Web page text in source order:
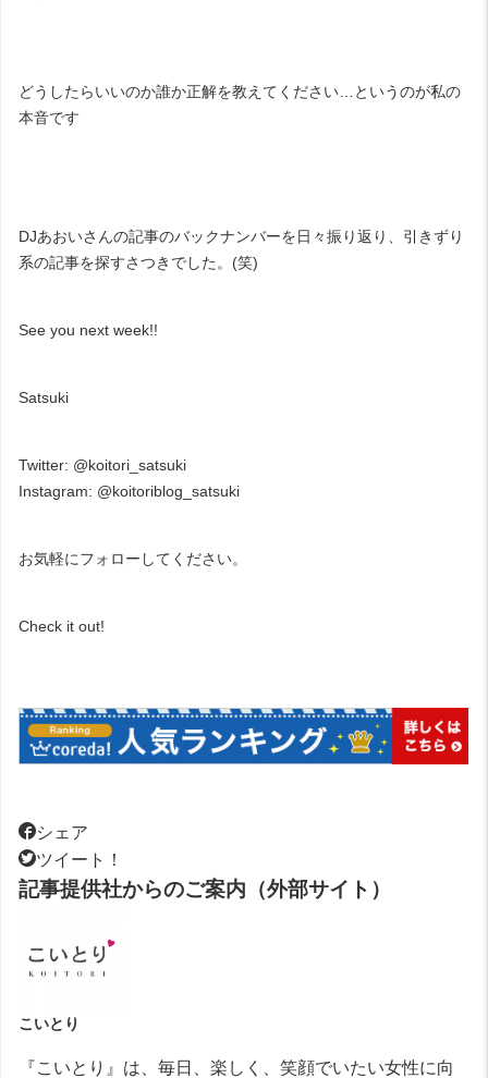
どうしたらいいのか誰か正解を教えてください…というのが私の
本音です
DJあおいさんの記事のバックナンバーを日々振り返り、引きずり
系の記事を探すさつきでした。(笑)
See you next week!!
Satsuki
Twitter: @koitori_satsuki
Instagram: @koitoriblog_satsuki
お気軽にフォローしてください。
Check it out!
シェア
ツイート！
記事提供社からのご案内（外部サイト）
こいとり
『こいとり』は、毎日、楽しく、笑顔でいたい女性に向